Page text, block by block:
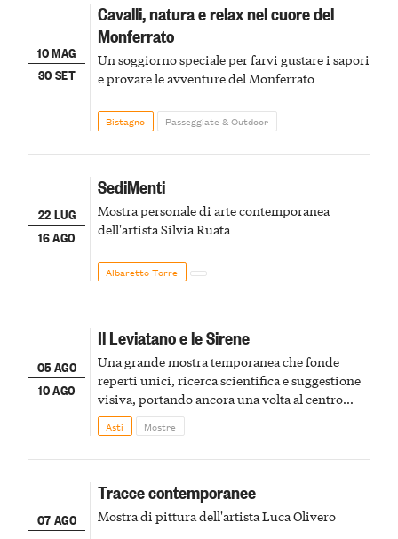
10 MAG
30 SET
Cavalli, natura e relax nel cuore del
Monferrato
Un soggiorno speciale per farvi gustare i sapori
e provare le avventure del Monferrato
Bistagno Passeggiate & Outdoor
22 LUG
16 AGO
SediMenti
Mostra personale di arte contemporanea
dell'artista Silvia Ruata
Albaretto Torre
05 AGO
10 AGO
Il Leviatano e le Sirene
Una grande mostra temporanea che fonde
reperti unici, ricerca scientifica e suggestione
visiva, portando ancora una volta al centro
della scena le meraviglie del passato astigiano
Asti Mostre
07 AGO
Tracce contemporanee
Mostra di pittura dell'artista Luca Olivero